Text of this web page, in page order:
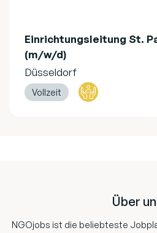
Einrichtungsleitung St.
(m/w/d)
Düsseldorf
Vollzeit
Über
NGOjobs ist die beliebteste